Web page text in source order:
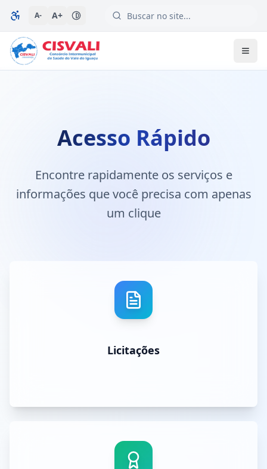
A- A+ SERVIÇO DE URGÊNCIA 24 HORAS
192
SAMU Regional
Acesso Rápido
Encontre rapidamente os serviços e
informações que você precisa com apenas
um clique
Licitações